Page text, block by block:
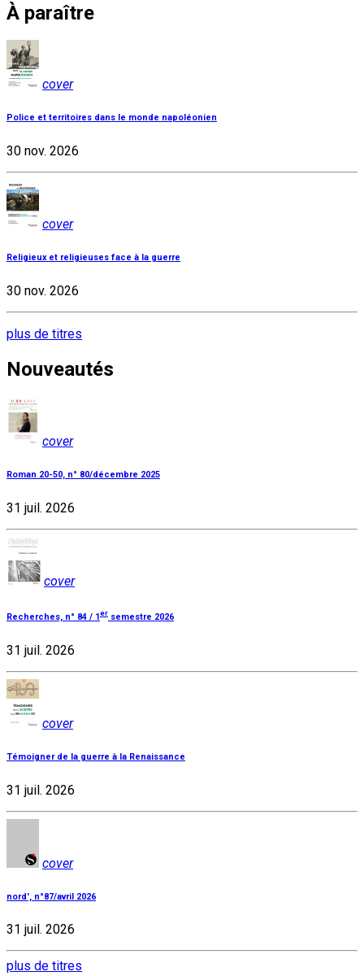
À paraître
cover
Police et territoires dans le monde napoléonien
30 nov. 2026
cover
Religieux et religieuses face à la guerre
30 nov. 2026
plus de titres
Nouveautés
cover
Roman 20-50, n° 80/décembre 2025
31 juil. 2026
cover
Recherches, n° 84 / 1er semestre 2026
31 juil. 2026
cover
Témoigner de la guerre à la Renaissance
31 juil. 2026
cover
nord', n°87/avril 2026
31 juil. 2026
plus de titres